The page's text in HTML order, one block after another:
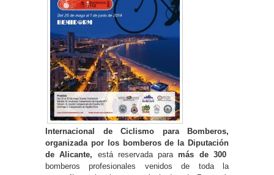
Internacional de Ciclismo para Bomberos,
organizada por los bomberos de la Diputación
de Alicante, está reservada paramás de 300
bomberos profesionales venidos de toda la